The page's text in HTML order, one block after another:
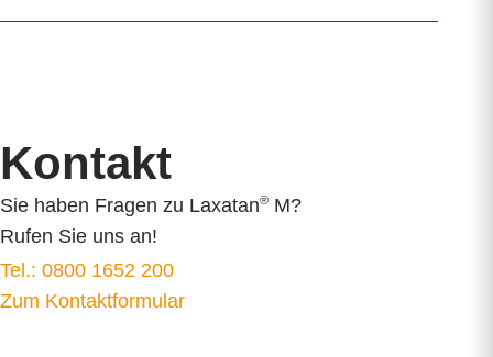
Kontakt
Murnauers Bachblüten
Cannaren-Cannaxil
nasic
®
neo-angin®
Elektrolyte +
Femannose ®
Kontakt
Sie haben Fragen zu Laxatan® M?
Rufen Sie uns an!
Tel.: 0800 1652 200
Zum Kontaktformular